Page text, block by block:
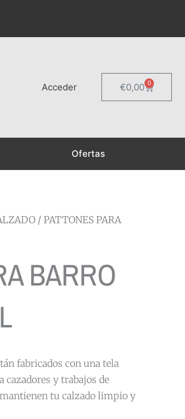
Acceder €0,00 0
Carrito
Ofertas
/ PATTONES PARA
BARRO
fabricados con una tela
cazadores y trabajos de
tu calzado limpio y